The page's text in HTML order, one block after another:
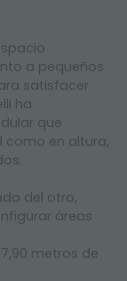
a pequeños
satisfacer
ha
que
como en altura,
del otro,
áreas
metros de